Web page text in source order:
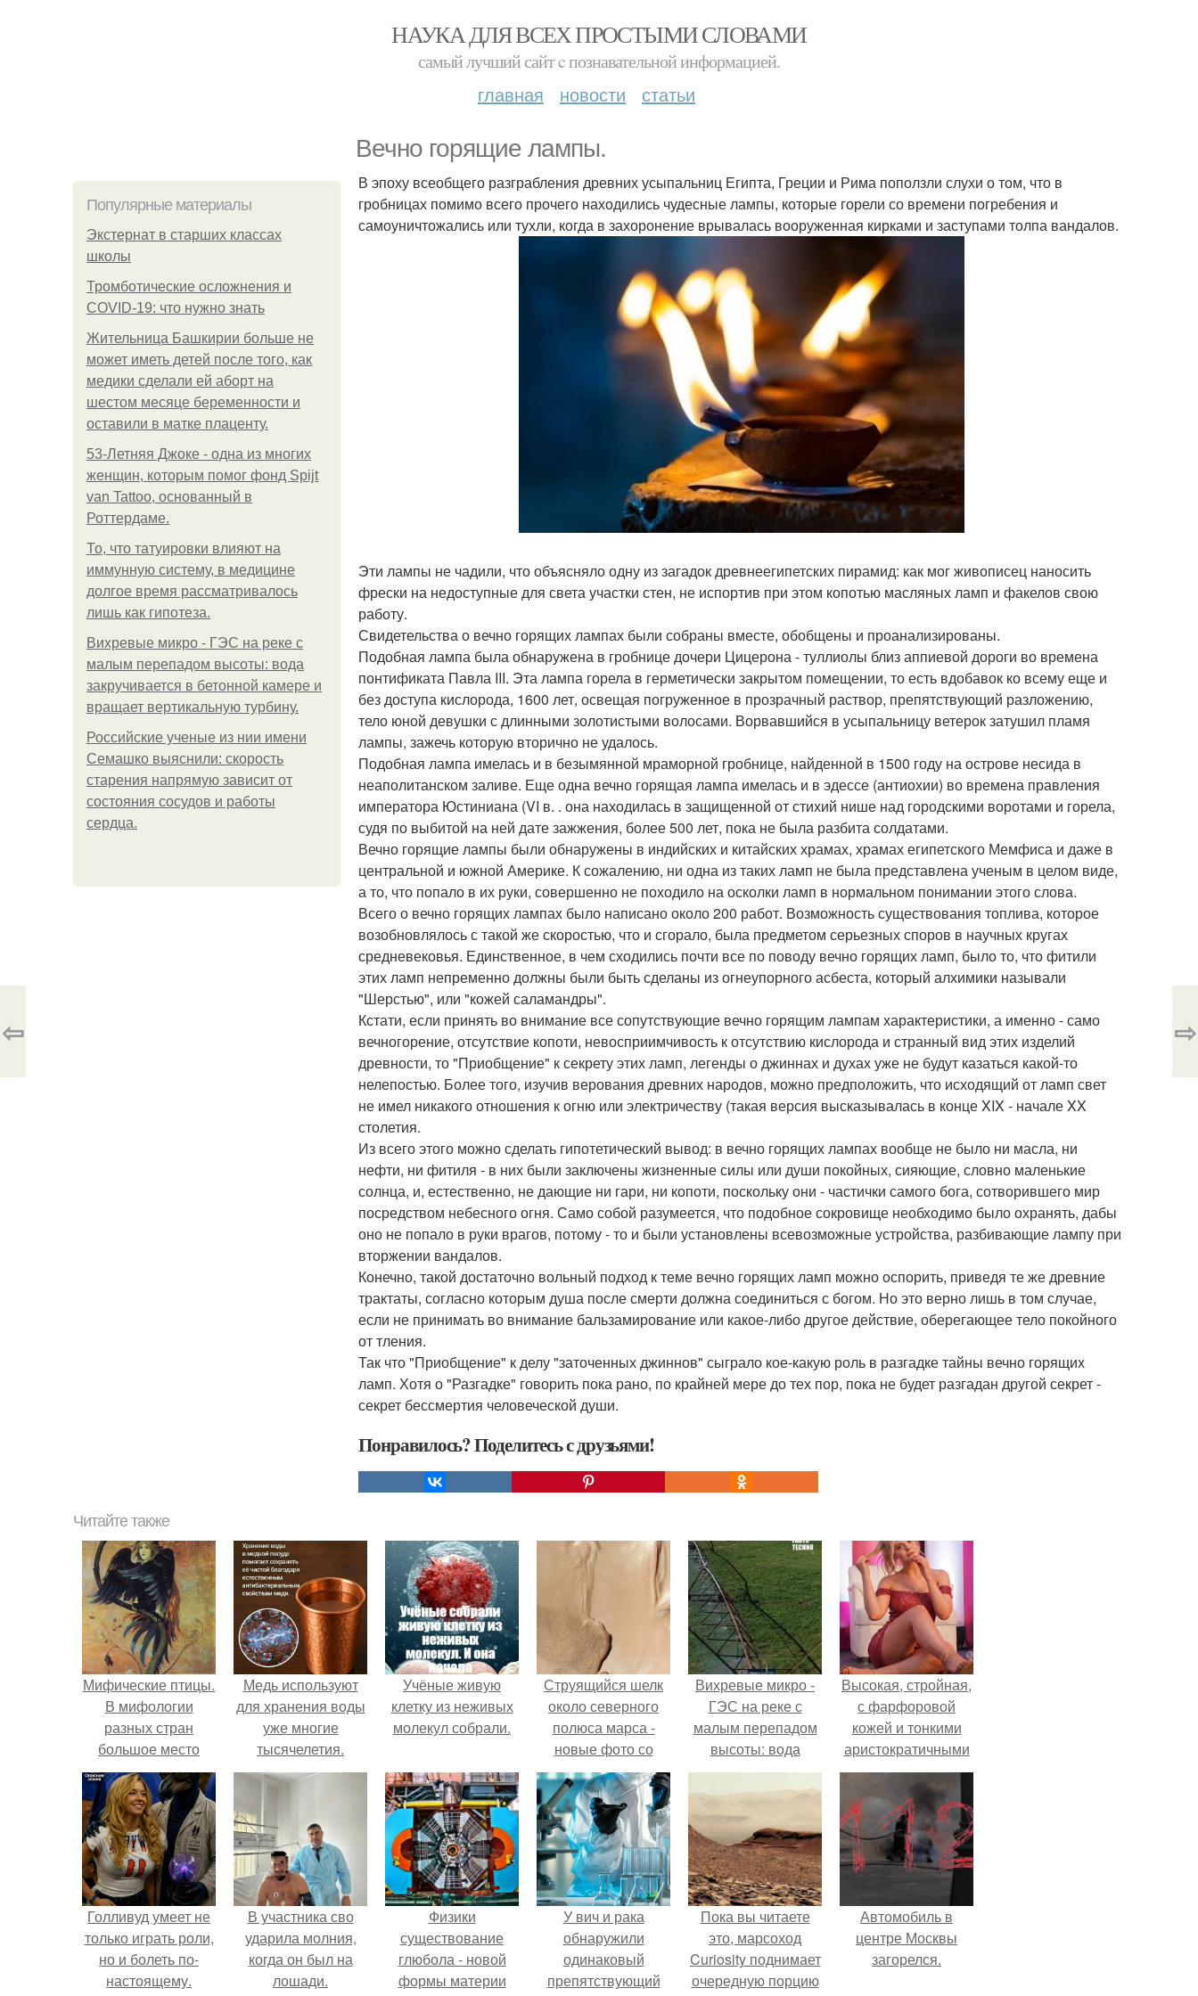
НАУКА ДЛЯ ВСЕХ ПРОСТЫМИ СЛОВАМИ
самый лучший сайт c познавательной информацией.
главная новости статьи
Вечно горящие лампы.
Популярные материалы
Экстернат в старших классах
школы
Тромботические осложнения и
COVID-19: что нужно знать
Жительница Башкирии больше не
может иметь детей после того, как
медики сделали ей аборт на
шестом месяце беременности и
оставили в матке плаценту.
53-Летняя Джоке - одна из многих
женщин, которым помог фонд Spijt
van Tattoo, основанный в
Роттердаме.
То, что татуировки влияют на
иммунную систему, в медицине
долгое время рассматривалось
лишь как гипотеза.
Вихревые микро - ГЭС на реке с
малым перепадом высоты: вода
закручивается в бетонной камере и
вращает вертикальную турбину.
Российские ученые из нии имени
Семашко выяснили: скорость
старения напрямую зависит от
состояния сосудов и работы
сердца.
В эпоху всеобщего разграбления древних усыпальниц Египта, Греции и Рима поползли слухи о том, что в
гробницах помимо всего прочего находились чудесные лампы, которые горели со времени погребения и
самоуничтожались или тухли, когда в захоронение врывалась вооруженная кирками и заступами толпа вандалов.
Эти лампы не чадили, что объясняло одну из загадок древнеегипетских пирамид: как мог живописец наносить
фрески на недоступные для света участки стен, не испортив при этом копотью масляных ламп и факелов свою
работу.
Свидетельства о вечно горящих лампах были собраны вместе, обобщены и проанализированы.
Подобная лампа была обнаружена в гробнице дочери Цицерона - туллиолы близ аппиевой дороги во времена
понтификата Павла III. Эта лампа горела в герметически закрытом помещении, то есть вдобавок ко всему еще и
без доступа кислорода, 1600 лет, освещая погруженное в прозрачный раствор, препятствующий разложению,
тело юной девушки с длинными золотистыми волосами. Ворвавшийся в усыпальницу ветерок затушил пламя
лампы, зажечь которую вторично не удалось.
Подобная лампа имелась и в безымянной мраморной гробнице, найденной в 1500 году на острове несида в
неаполитанском заливе. Еще одна вечно горящая лампа имелась и в эдессе (антиохии) во времена правления
императора Юстиниана (VI в. . она находилась в защищенной от стихий нише над городскими воротами и горела,
судя по выбитой на ней дате зажжения, более 500 лет, пока не была разбита солдатами.
Вечно горящие лампы были обнаружены в индийских и китайских храмах, храмах египетского Мемфиса и даже в
центральной и южной Америке. К сожалению, ни одна из таких ламп не была представлена ученым в целом виде,
а то, что попало в их руки, совершенно не походило на осколки ламп в нормальном понимании этого слова.
Всего о вечно горящих лампах было написано около 200 работ. Возможность существования топлива, которое
возобновлялось с такой же скоростью, что и сгорало, была предметом серьезных споров в научных кругах
средневековья. Единственное, в чем сходились почти все по поводу вечно горящих ламп, было то, что фитили
этих ламп непременно должны были быть сделаны из огнеупорного асбеста, который алхимики называли
"Шерстью", или "кожей саламандры".
Кстати, если принять во внимание все сопутствующие вечно горящим лампам характеристики, а именно - само
вечногорение, отсутствие копоти, невосприимчивость к отсутствию кислорода и странный вид этих изделий
древности, то "Приобщение" к секрету этих ламп, легенды о джиннах и духах уже не будут казаться какой-то
нелепостью. Более того, изучив верования древних народов, можно предположить, что исходящий от ламп свет
не имел никакого отношения к огню или электричеству (такая версия высказывалась в конце XIX - начале XX
столетия.
Из всего этого можно сделать гипотетический вывод: в вечно горящих лампах вообще не было ни масла, ни
нефти, ни фитиля - в них были заключены жизненные силы или души покойных, сияющие, словно маленькие
солнца, и, естественно, не дающие ни гари, ни копоти, поскольку они - частички самого бога, сотворившего мир
посредством небесного огня. Само собой разумеется, что подобное сокровище необходимо было охранять, дабы
оно не попало в руки врагов, потому - то и были установлены всевозможные устройства, разбивающие лампу при
вторжении вандалов.
Конечно, такой достаточно вольный подход к теме вечно горящих ламп можно оспорить, приведя те же древние
трактаты, согласно которым душа после смерти должна соединиться с богом. Но это верно лишь в том случае,
если не принимать во внимание бальзамирование или какое-либо другое действие, оберегающее тело покойного
от тления.
Так что "Приобщение" к делу "заточенных джиннов" сыграло кое-какую роль в разгадке тайны вечно горящих
ламп. Хотя о "Разгадке" говорить пока рано, по крайней мере до тех пор, пока не будет разгадан другой секрет -
секрет бессмертия человеческой души.
Понравилось? Поделитесь с друзьями!
⇦ ⇨
Читайте также
Мифические птицы.
В мифологии
разных стран
большое место
занимают образы
птиц.
Медь используют
для хранения воды
уже многие
тысячелетия.
Учёные живую
клетку из неживых
молекул собрали.
Струящийся шелк
около северного
полюса марса -
новые фото со
спутника.
Вихревые микро -
ГЭС на реке с
малым перепадом
высоты: вода
закручивается в
бетонной камере и
вращает
вертикальную
турбину.
Высокая, стройная,
с фарфоровой
кожей и тонкими
аристократичными
чертами, эль
выглядит так, будто
сошла с полотна
художника.
Голливуд умеет не
только играть роли,
но и болеть по-
настоящему.
В участника сво
ударила молния,
когда он был на
лошади.
Физики
существование
глюбола - новой
формы материи
У вич и рака
обнаружили
одинаковый
препятствующий
Пока вы читаете
это, марсоход
Curiosity поднимает
очередную порцию
Автомобиль в
центре Москвы
загорелся.